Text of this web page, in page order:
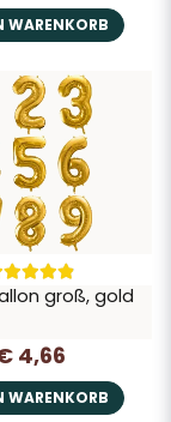
WARENKORB
groß, gold
4,66
WARENKORB